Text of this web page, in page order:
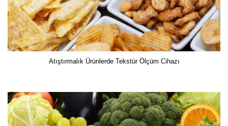
Atıştırmalık Ürünlerde Tekstür Ölçüm Cihazı